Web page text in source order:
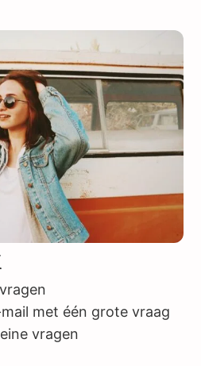
met één grote vraag
vragen